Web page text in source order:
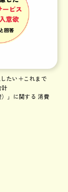
たい＋これまで
」に関する 消費